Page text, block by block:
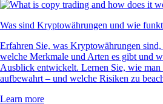
Was sind Kryptowährungen und wie
Erfahren Sie, was Kryptowährungen
welche Merkmale und Arten es gibt und
Ausblick entwickelt. Lernen Sie, wie man
aufbewahrt – und welche Risiken zu
Learn more